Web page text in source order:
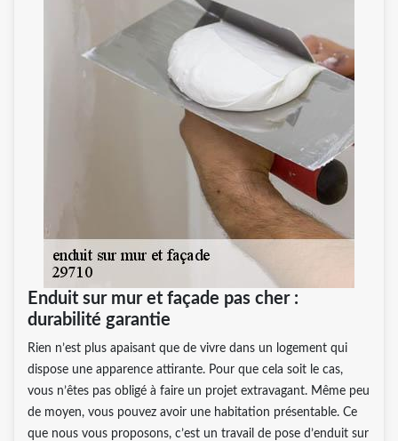
Enduit sur mur et façade pas cher :
durabilité garantie
Rien n’est plus apaisant que de vivre dans un logement qui
dispose une apparence attirante. Pour que cela soit le cas,
vous n’êtes pas obligé à faire un projet extravagant. Même peu
de moyen, vous pouvez avoir une habitation présentable. Ce
que nous vous proposons, c’est un travail de pose d’enduit sur